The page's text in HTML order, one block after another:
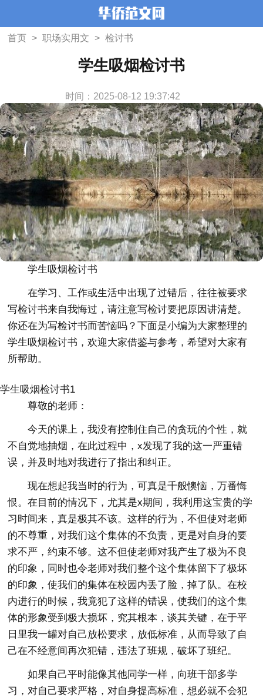
首页 > 职场实用文 > 检讨书
学生吸烟检讨书
时间：2025-08-12 19:37:42
学生吸烟检讨书
在学习、工作或生活中出现了过错后，往往被要求
写检讨书来自我悔过，请注意写检讨要把原因讲清楚。
你还在为写检讨书而苦恼吗？下面是小编为大家整理的
学生吸烟检讨书，欢迎大家借鉴与参考，希望对大家有
所帮助。
学生吸烟检讨书1
尊敬的老师：
今天的课上，我没有控制住自己的贪玩的个性，就
不自觉地抽烟，在此过程中，x发现了我的这一严重错
误，并及时地对我进行了指出和纠正。
现在想起我当时的行为，可真是千般懊恼，万番悔
恨。在目前的情况下，尤其是x期间，我利用这宝贵的学
习时间来，真是极其不该。这样的行为，不但使对老师
的不尊重，对我们这个集体的不负责，更是对自身的要
求不严，约束不够。这不但使老师对我产生了极为不良
的印象，同时也令老师对我们整个这个集体留下了极坏
的印象，使我们的集体在校园内丢了脸，掉了队。在校
内进行的时候，我竟犯了这样的错误，使我们的这个集
体的形象受到极大损坏，究其根本，谈其关键，在于平
日里我一罐对自己放松要求，放低标准，从而导致了自
己在不经意间再次犯错，违法了班规，破坏了班纪。
如果自己平时能像其他同学一样，向班干部多学
习，对自己要求严格，对自身提高标准，想必就不会犯